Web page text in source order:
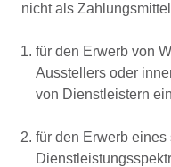
nicht als
für den Erwerb von
Ausstellers oder
von Dienstleistern
für den Erwerb